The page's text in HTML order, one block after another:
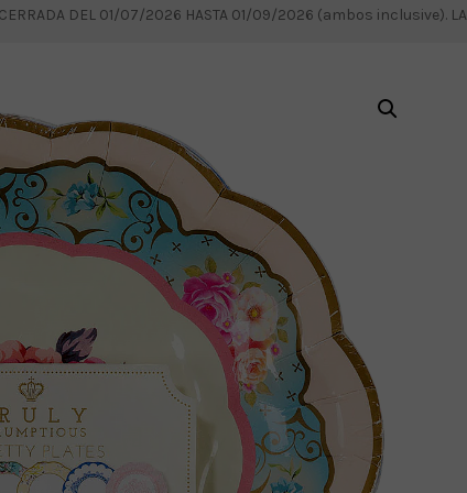
DEL 01/07/2026 HASTA 01/09/2026 (ambos inclusive).